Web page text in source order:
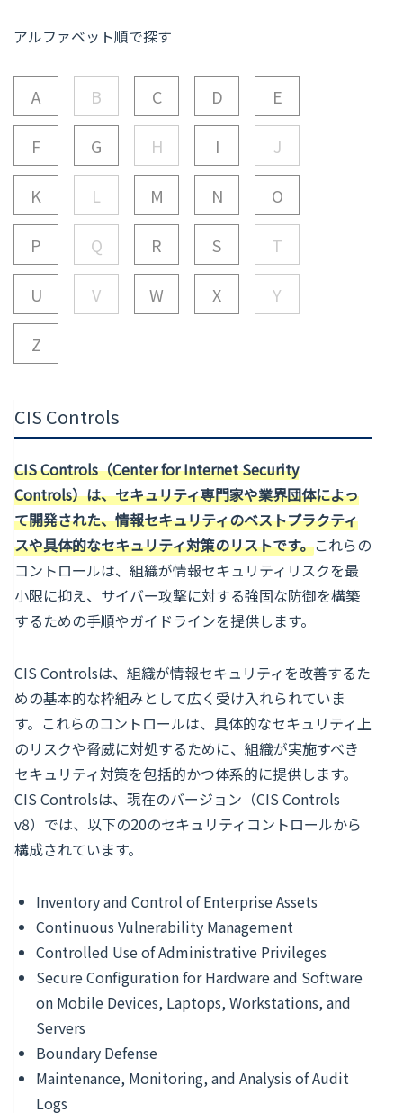
アルファベット順で探す
A B C D E
F G H I J
K L M N O
P Q R S T
U V W X Y
Z
CIS Controls
CIS Controls（Center for Internet Security
Controls）は、セキュリティ専門家や業界団体によっ
て開発された、情報セキュリティのベストプラクティ
スや具体的なセキュリティ対策のリストです。これらの
コントロールは、組織が情報セキュリティリスクを最
小限に抑え、サイバー攻撃に対する強固な防御を構築
するための手順やガイドラインを提供します。
CIS Controlsは、組織が情報セキュリティを改善するた
めの基本的な枠組みとして広く受け入れられていま
す。これらのコントロールは、具体的なセキュリティ上
のリスクや脅威に対処するために、組織が実施すべき
セキュリティ対策を包括的かつ体系的に提供します。
CIS Controlsは、現在のバージョン（CIS Controls
v8）では、以下の20のセキュリティコントロールから
構成されています。
Inventory and Control of Enterprise Assets
Continuous Vulnerability Management
Controlled Use of Administrative Privileges
Secure Configuration for Hardware and Software
on Mobile Devices, Laptops, Workstations, and
Servers
Boundary Defense
Maintenance, Monitoring, and Analysis of Audit
Logs